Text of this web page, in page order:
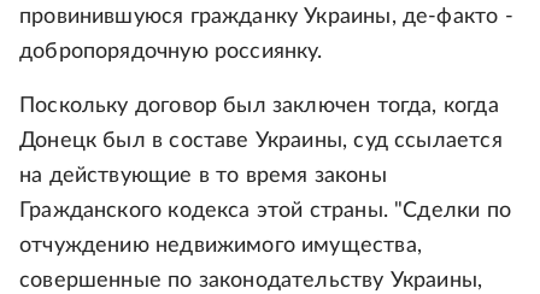
провинившуюся гражданку Украины, де-факто -
добропорядочную россиянку.
Поскольку договор был заключен тогда, когда
Донецк был в составе Украины, суд ссылается
на действующие в то время законы
Гражданского кодекса этой страны. "Сделки по
отчуждению недвижимого имущества,
совершенные по законодательству Украины,